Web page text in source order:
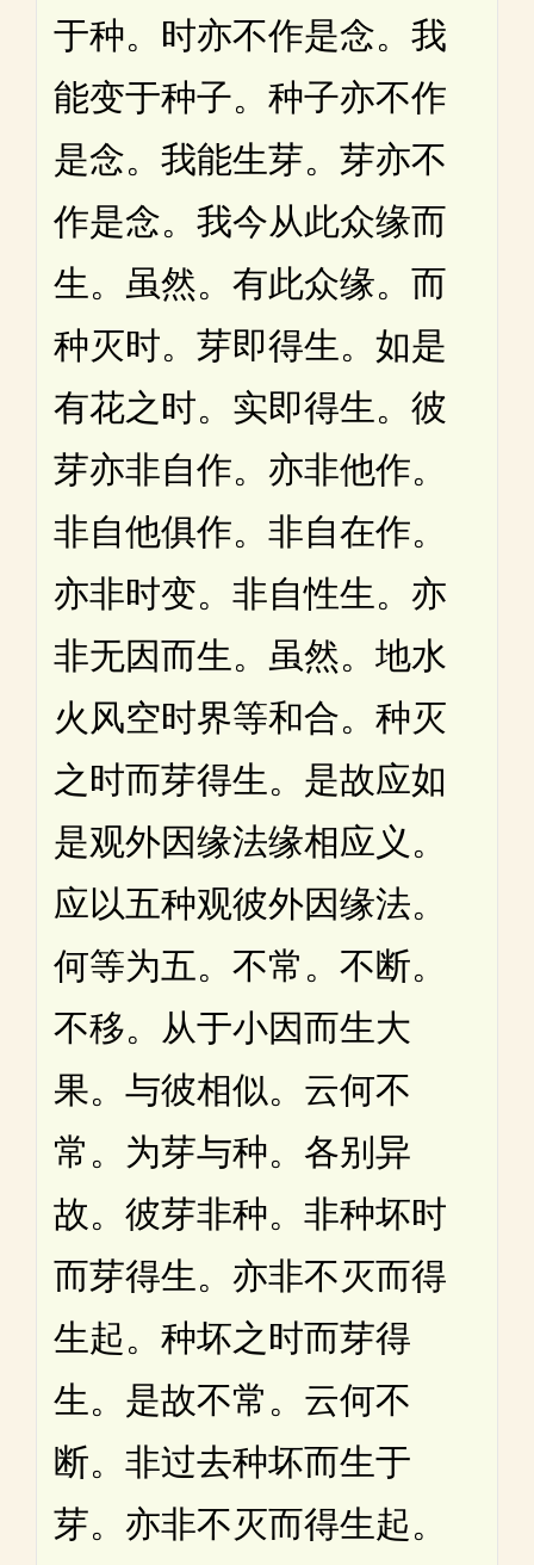
于种。时亦不作是念。我
能变于种子。种子亦不作
是念。我能生芽。芽亦不
作是念。我今从此众缘而
生。虽然。有此众缘。而
种灭时。芽即得生。如是
有花之时。实即得生。彼
芽亦非自作。亦非他作。
非自他俱作。非自在作。
亦非时变。非自性生。亦
非无因而生。虽然。地水
火风空时界等和合。种灭
之时而芽得生。是故应如
是观外因缘法缘相应义。
应以五种观彼外因缘法。
何等为五。不常。不断。
不移。从于小因而生大
果。与彼相似。云何不
常。为芽与种。各别异
故。彼芽非种。非种坏时
而芽得生。亦非不灭而得
生起。种坏之时而芽得
生。是故不常。云何不
断。非过去种坏而生于
芽。亦非不灭而得生起。